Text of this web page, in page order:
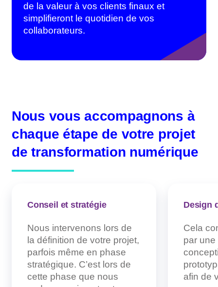
de la valeur à vos clients finaux et
simplifieront le quotidien de vos
collaborateurs.
Nous vous accompagnons à
chaque étape de votre projet
de transformation numérique
Conseil et stratégie
Nous intervenons lors de
la définition de votre projet,
parfois même en phase
stratégique. C’est lors de
cette phase que nous
Design
Cela
par
afin de